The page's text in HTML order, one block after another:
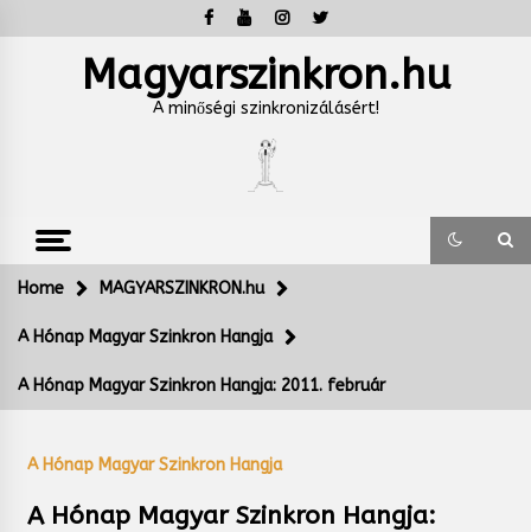
to
Magyarszinkron.hu
A minőségi szinkronizálásért!
Home MAGYARSZINKRON.hu
A Hónap Magyar Szinkron Hangja
A Hónap Magyar Szinkron Hangja: 2011. február
A Hónap Magyar Szinkron Hangja
A Hónap Magyar Szinkron Hangja: